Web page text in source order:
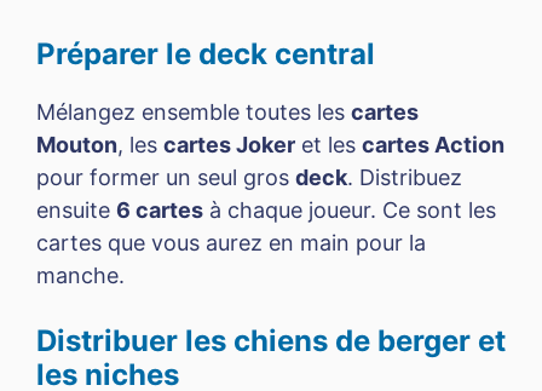
Préparer le deck central
Mélangez ensemble toutes les cartes
Mouton, les cartes Joker et les cartes Action
pour former un seul gros deck. Distribuez
ensuite 6 cartes à chaque joueur. Ce sont les
cartes que vous aurez en main pour la
manche.
Distribuer les chiens de berger et
les niches